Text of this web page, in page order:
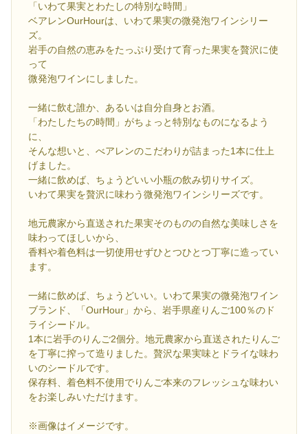
「いわて果実とわたしの特別な時間」
ベアレンOurHourは、いわて果実の微発泡ワインシリー
ズ。
岩手の自然の恵みをたっぷり受けて育った果実を贅沢に使
って
微発泡ワインにしました。
一緒に飲む誰か、あるいは自分自身とお酒。
「わたしたちの時間」がちょっと特別なものになるよう
に、
そんな想いと、べアレンのこだわりが詰まった1本に仕上
げました。
一緒に飲めば、ちょうどいい小瓶の飲み切りサイズ。
いわて果実を贅沢に味わう微発泡ワインシリーズです。
地元農家から直送された果実そのものの自然な美味しさを
味わってほしいから、
香料や着色料は一切使用せずひとつひとつ丁寧に造ってい
ます。
一緒に飲めば、ちょうどいい。いわて果実の微発泡ワイン
ブランド、「OurHour」から、岩手県産りんご100％のド
ライシードル。
1本に岩手のりんご2個分。地元農家から直送されたりんご
を丁寧に搾って造りました。贅沢な果実味とドライな味わ
いのシードルです。
保存料、着色料不使用でりんご本来のフレッシュな味わい
をお楽しみいただけます。
※画像はイメージです。